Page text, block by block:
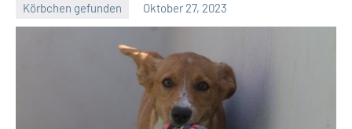
Körbchen gefunden Oktober 27, 2023